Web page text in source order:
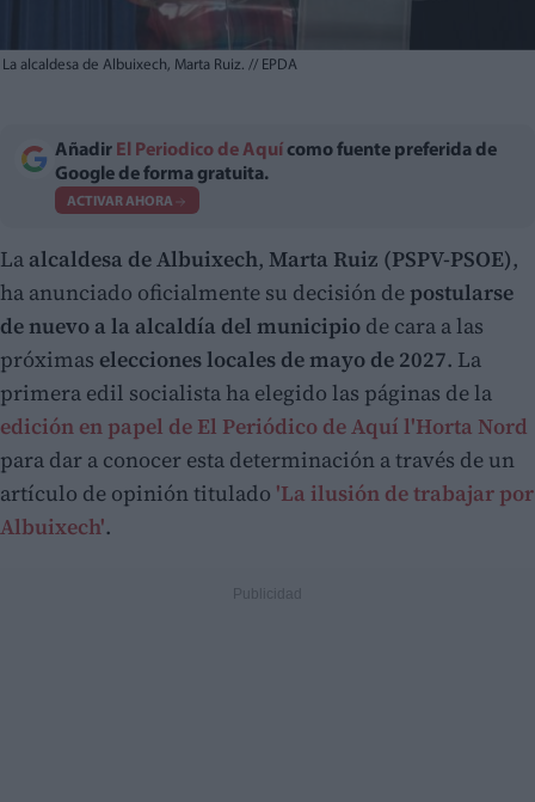
La alcaldesa de Albuixech, Marta Ruiz. // EPDA
Añadir El Periodico de Aquí como fuente preferida de
Google de forma gratuita.
ACTIVAR AHORA
La alcaldesa de Albuixech, Marta Ruiz (PSPV-PSOE),
ha anunciado oficialmente su decisión depostularse
de nuevo a la alcaldía del municipio de cara a las
próximas elecciones locales de mayo de 2027. La
primera edil socialista ha elegido las páginas de la
edición en papel de El Periódico de Aquí l'Horta Nord
para dar a conocer esta determinación a través de un
artículo de opinión titulado 'La ilusión de trabajar por
Albuixech'.